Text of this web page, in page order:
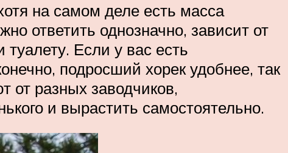
на самом деле есть масса
ответить однозначно, зависит от
Если у вас есть
подросший хорек удобнее, так
от разных заводчиков,
и вырастить самостоятельно.